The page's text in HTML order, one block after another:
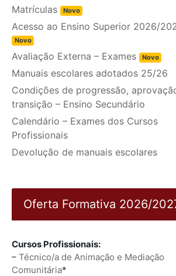
Matrículas Novo
Acesso ao Ensino Superior 2026/
Novo
Avaliação Externa – Exames Novo
Manuais escolares adotados 25/26
Condições de progressão,
transição – Ensino Secundário
Calendário – Exames dos Cursos
Profissionais
Devolução de manuais escolares
Oferta Formativa 2026/
Cursos Profissionais:
– Técnico/a de Animação e Mediação
Comunitária*